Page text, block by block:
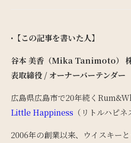
• 【この記事を書いた人】
谷本 美香（Mika Tanimoto）
表取締役 / オーナーバーテンダー
広島県広島市で20年続く
Little Happiness （リトルハピネ
2006年の創業以来、ウイスキー